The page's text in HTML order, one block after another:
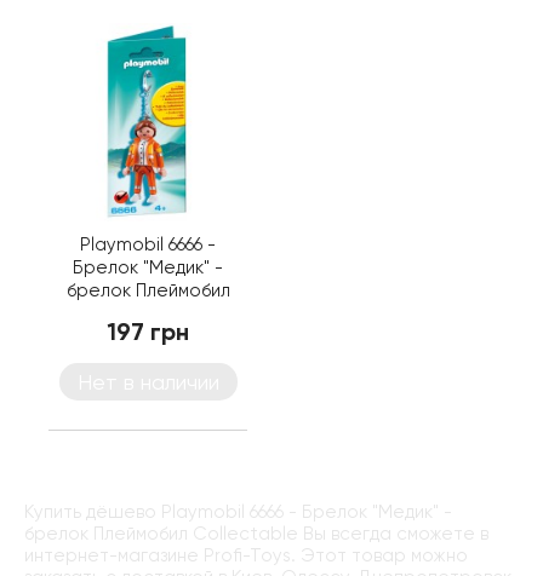
Playmobil 6666 -
Брелок "Медик" -
брелок Плеймобил
197 грн
Купить дёшево Playmobil 6666 - Брелок "Медик" -
брелок Плеймобил Collectable Вы всегда сможете в
интернет-магазине Profi-Toys. Этот товар можно